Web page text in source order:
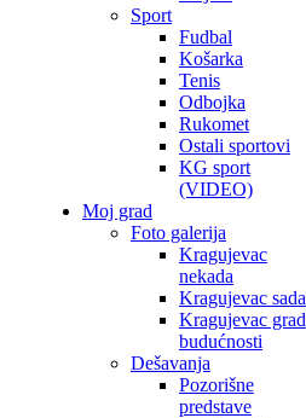
Sport
Fudbal
Košarka
Tenis
Odbojka
Rukomet
Ostali sportovi
KG sport
(VIDEO)
Moj grad
Foto galerija
Kragujevac
nekada
Kragujevac sada
Kragujevac grad
budućnosti
Dešavanja
Pozorišne
predstave